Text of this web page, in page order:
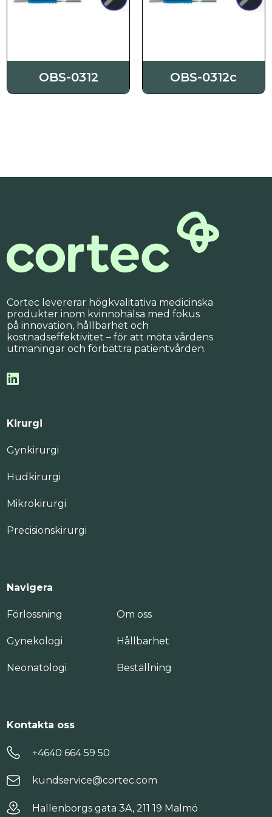
OBS-0312 OBS-0312c
Cortec levererar högkvalitativa medicinska
produkter inom kvinnohälsa med fokus
på innovation, hållbarhet och
kostnadseffektivitet – för att möta vårdens
utmaningar och förbättra patientvården.
Kirurgi
Gynkirurgi
Hudkirurgi
Mikrokirurgi
Precisionskirurgi
Navigera
Förlossning
Gynekologi
Neonatologi
Om oss
Hållbarhet
Beställning
Kontakta oss
+4640 664 59 50
kundservice@cortec.com
Hallenborgs gata 3A, 211 19 Malmö